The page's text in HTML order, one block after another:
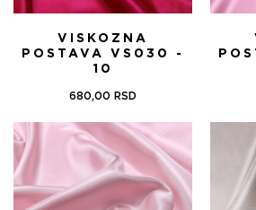
VISKOZNA
POSTAVA VS030 -
10
680,00 RSD